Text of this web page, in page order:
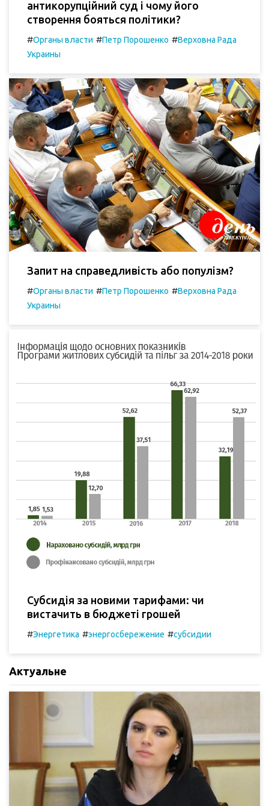
антикорупційний суд і чому його
створення бояться політики?
#Органы власти #Петр Порошенко #Верховна Рада
Украины
Запит на справедливість або популізм?
#Органы власти #Петр Порошенко #Верховна Рада
Украины
Субсидія за новими тарифами: чи
вистачить в бюджеті грошей
#Энергетика #энергосбережение #субсидии
Актуальне